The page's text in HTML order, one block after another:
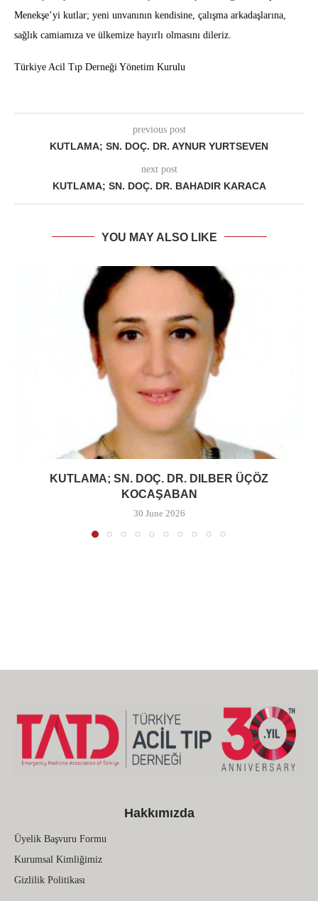
Menekşe’yi kutlar; yeni unvanının kendisine, çalışma arkadaşlarına,
sağlık camiamıza ve ülkemize hayırlı olmasını dileriz.
Türkiye Acil Tıp Derneği Yönetim Kurulu
previous post
KUTLAMA; SN. DOÇ. DR. AYNUR YURTSEVEN
next post
KUTLAMA; SN. DOÇ. DR. BAHADIR KARACA
YOU MAY ALSO LIKE
KUTLAMA; SN. DOÇ. DR. DILBER ÜÇÖZ
KOCAŞABAN
30 June 2026
Hakkımızda
Üyelik Başvuru Formu
Kurumsal Kimliğimiz
Gizlilik Politikası